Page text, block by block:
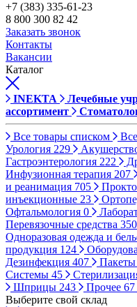
+7 (383) 335-61-23
8 800 300 82 42
Заказать звонок
Контакты
Вакансии
Каталог
INEKTA Лечебные
ассортимент
Все товары списком
Урология 229
Гастроэнтерология 222
Инфузионная терапия 207
и реанимация 705
инъекционные 23
Офтальмология 0
Перевязочные средства 350
Одноразовая одежда и
продукция 124
Дезинфекция 407 Пакеты
Системы 45
Шприцы 243 Прочее 67
Выберите свой склад